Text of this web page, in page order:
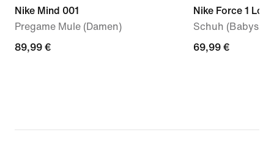
Nike Mind 001
Pregame Mule (Damen)
89,99 €
89,99 €
Nike Force 1 Low
Schuh (Babys/
69,99 €
69,99 €